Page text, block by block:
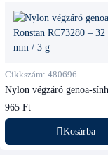
Cikkszám: 480696
Nylon végzáró genoa-
965 Ft
Kosárba